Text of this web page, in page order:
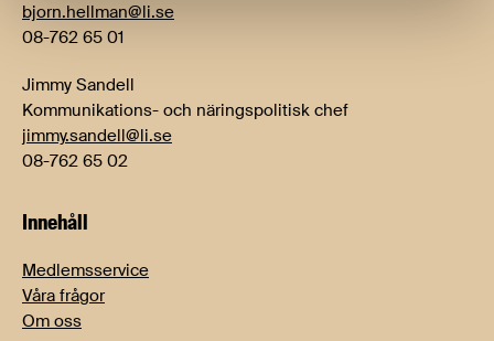
bjorn.hellman@li.se
08-762 65 01
Jimmy Sandell
Kommunikations- och näringspolitisk chef
jimmy.sandell@li.se
08-762 65 02
Innehåll
Medlemsservice
Våra frågor
Om oss